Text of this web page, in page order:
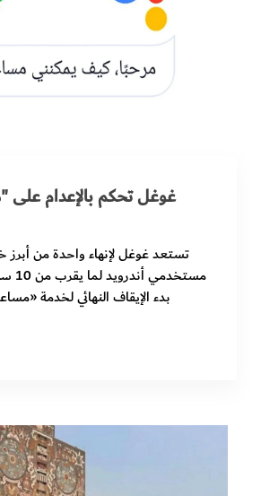
وثائقيات الخور
تستعد غوغل لإنهاء واحدة من أبرز